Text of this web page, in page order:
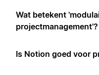
Wat betekent
projectmanagement'?
Is Notion goed voor